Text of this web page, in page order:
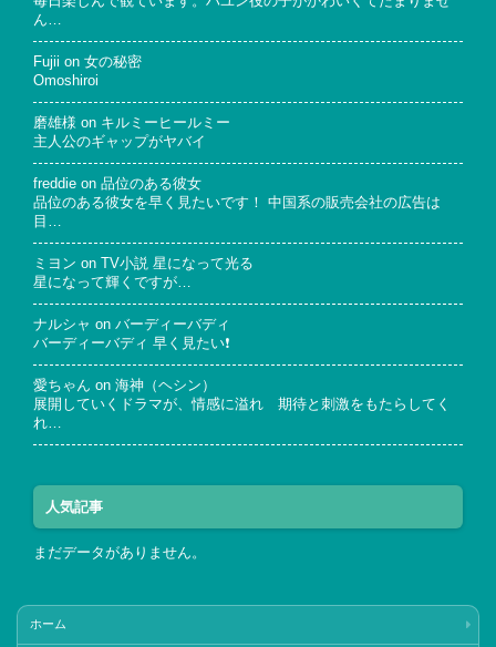
ん…
Fujii on 女の秘密
Omoshiroi
磨雄様 on キルミーヒールミー
主人公のギャップがヤバイ
freddie on 品位のある彼女
品位のある彼女を早く見たいです！ 中国系の販売会社の広告は
目…
ミヨン on
TV小説 星になって光る
星になって輝くですが…
ナルシャ on バーディーバディ
バーディーバディ 早く見たい❗
愛ちゃん on 海神（ヘシン）
展開していくドラマが、情感に溢れ 期待と刺激をもたらしてく
れ…
人気記事
まだデータがありません。
ホーム